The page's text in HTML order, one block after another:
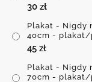
30 zł
Plakat - Nigdy
40cm - plakat/
45 zł
Plakat - Nigdy
70cm - plakat/